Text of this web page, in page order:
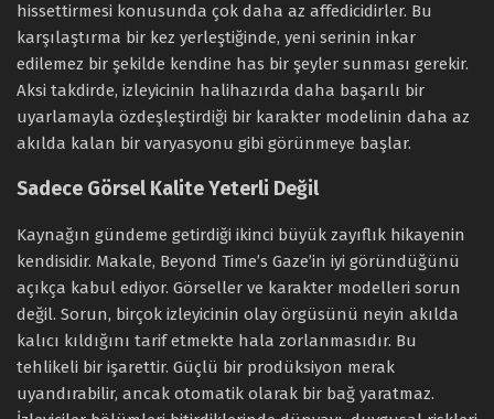
hissettirmesi konusunda çok daha az affedicidirler. Bu
karşılaştırma bir kez yerleştiğinde, yeni serinin inkar
edilemez bir şekilde kendine has bir şeyler sunması gerekir.
Aksi takdirde, izleyicinin halihazırda daha başarılı bir
uyarlamayla özdeşleştirdiği bir karakter modelinin daha az
akılda kalan bir varyasyonu gibi görünmeye başlar.
Sadece Görsel Kalite Yeterli Değil
Kaynağın gündeme getirdiği ikinci büyük zayıflık hikayenin
kendisidir. Makale, Beyond Time’s Gaze’in iyi göründüğünü
açıkça kabul ediyor. Görseller ve karakter modelleri sorun
değil. Sorun, birçok izleyicinin olay örgüsünü neyin akılda
kalıcı kıldığını tarif etmekte hala zorlanmasıdır. Bu
tehlikeli bir işarettir. Güçlü bir prodüksiyon merak
uyandırabilir, ancak otomatik olarak bir bağ yaratmaz.